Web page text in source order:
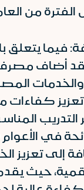
فيما يتعلق
أضاف مصرف
كفاءات
إلى تعزيز
حيث